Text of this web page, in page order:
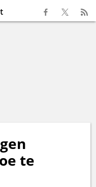
te